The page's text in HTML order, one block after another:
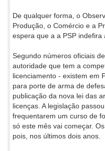
De qualquer forma, o
Produção, o Comércio e a
espera que a a PSP indefira
Segundo números oficiais
autoridade que tem a
licenciamento - existem em
para porte de arma de
publicação da nova lei das
licenças. A legislação
frequentarem um curso de
só este mês vai começar.
pois, nos últimos dois anos.